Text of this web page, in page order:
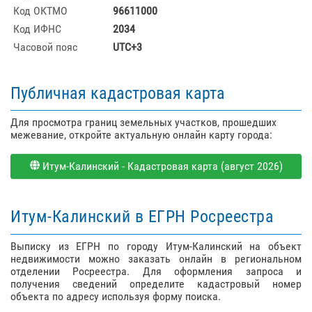
Код ОКТМО
96611000
Код ИФНС
2034
Часовой пояс
UTC+3
Публичная кадастровая карта
Для просмотра границ земельных участков, прошедших
межевание, откройте актуальную онлайн карту города:
Итум-Калинский - Кадастровая карта (август 2026)
Итум-Калинский в ЕГРН Росреестра
Выписку из ЕГРН по городу Итум-Калинский на объект
недвижимости можно заказать онлайн в региональном
отделении Росреестра. Для оформления запроса и
получения сведений определите кадастровый номер
объекта по адресу используя форму поиска.